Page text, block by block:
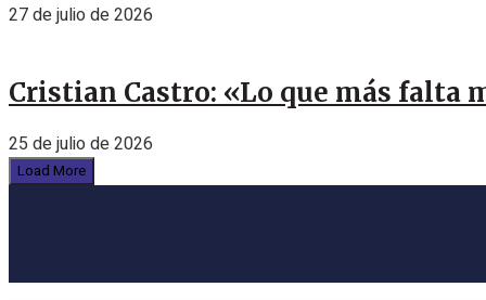
27 de julio de 2026
Cristian Castro: «Lo que más falta
25 de julio de 2026
Load More